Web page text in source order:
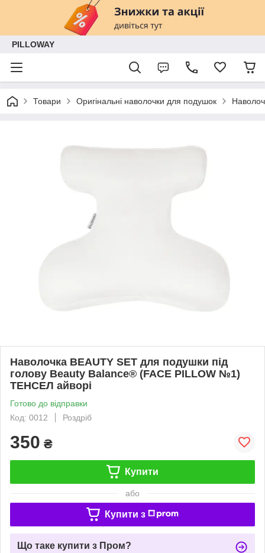
PILLOWAY
Товари Оригінальні наволочки для подушок
Наволочка BEAUTY SET для подушки під
голову Beauty Balance® (FACE PILLOW №1)
ТЕНСЕЛ айворі
Готово до відправки
Код: 0012
Роздріб
350 ₴
Купити
або
Купити з
Що таке купити з Пром?